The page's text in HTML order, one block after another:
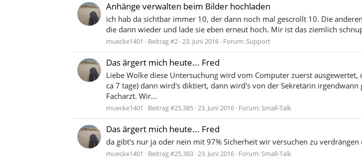
Anhänge verwalten beim Bilder hochladen
ich hab da sichtbar immer 10, der dann noch mal gescrollt 10. Die
die dann wieder und lade sie eben erneut hoch. Mir ist das ziemlich
muecke1401 Beitrag #2 23. Juni 2016 Forum:Support
Das ärgert mich heute... Fred
Liebe Wolke diese Untersuchung wird vom Computer zuerst
ca 7 tage) dann wird's diktiert, dann wird's von der Sekretärin
Facharzt. Wir...
muecke1401 Beitrag #25.385 23. Juni 2016 Forum:Small-Talk
Das ärgert mich heute... Fred
da gibt's nur ja oder nein mit 97% Sicherheit wir versuchen zu verdrängen
muecke1401 Beitrag #25.383 23. Juni 2016 Forum: Small-Talk